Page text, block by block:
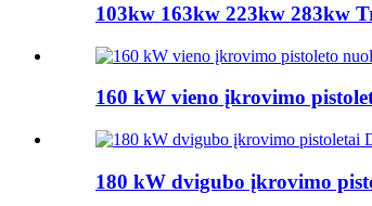
103kw 163kw 223kw 283kw
160 kW vieno įkrovimo
180 kW dvigubo įkrovimo